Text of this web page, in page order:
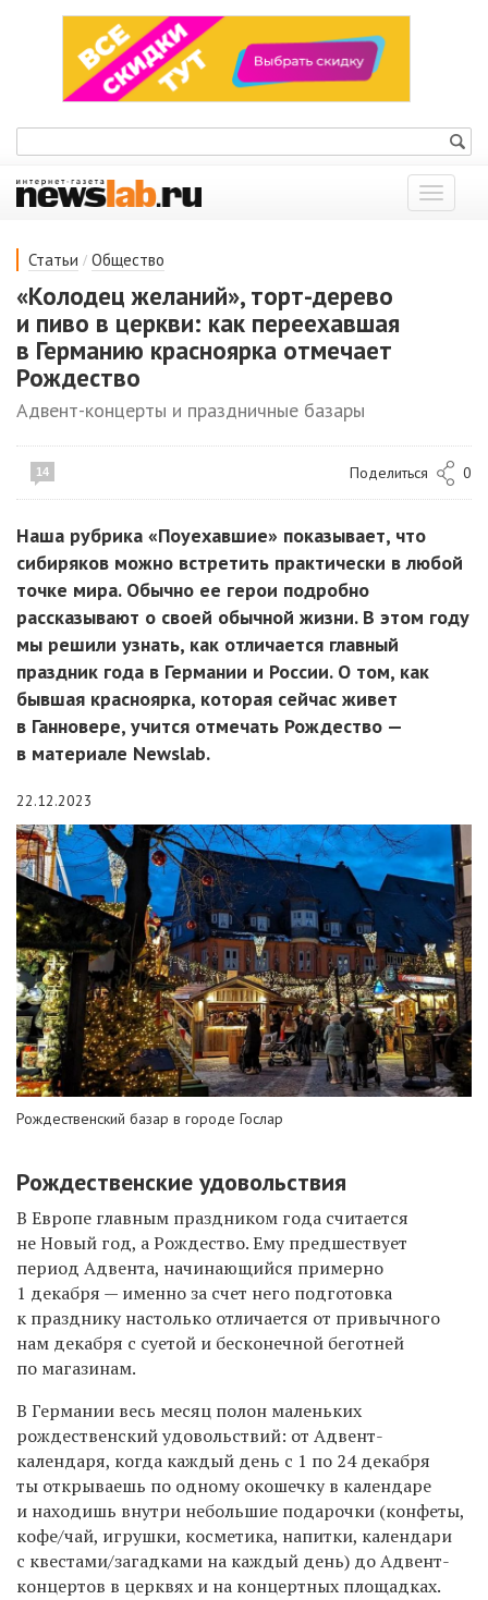
Показать
меню
Статьи / Общество
«Колодец желаний», торт-дерево
и пиво в церкви: как переехавшая
в Германию красноярка отмечает
Рождество
Адвент-концерты и праздничные базары
14 Поделиться 0
Наша рубрика «Поуехавшие» показывает, что
сибиряков можно встретить практически в любой
точке мира. Обычно ее герои подробно
рассказывают о своей обычной жизни. В этом году
мы решили узнать, как отличается главный
праздник года в Германии и России. О том, как
бывшая красноярка, которая сейчас живет
в Ганновере, учится отмечать Рождество —
в материале Newslab.
22.12.2023
Рождественский базар в городе Гослар
Рождественские удовольствия
В Европе главным праздником года считается
не Новый год, а Рождество. Ему предшествует
период Адвента, начинающийся примерно
1 декабря — именно за счет него подготовка
к празднику настолько отличается от привычного
нам декабря с суетой и бесконечной беготней
по магазинам.
В Германии весь месяц полон маленьких
рождественский удовольствий: от Адвент-
календаря, когда каждый день с 1 по 24 декабря
ты открываешь по одному окошечку в календаре
и находишь внутри небольшие подарочки (конфеты,
кофе/чай, игрушки, косметика, напитки, календари
с квестами/загадками на каждый день) до Адвент-
концертов в церквях и на концертных площадках.